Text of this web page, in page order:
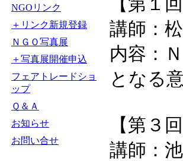
NGOリンク
＋リンク新規登録
ＮＧＯ写真展
＋写真展開催申込
フェアトレードショ
ップ
Ｑ＆Ａ
お知らせ
お問い合せ
講師：
内容：
となる
【第３
講師：